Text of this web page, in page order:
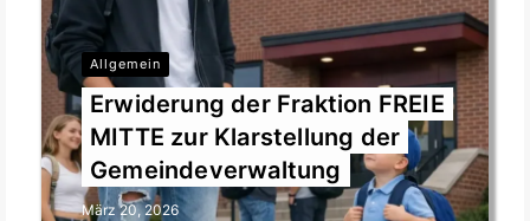
Allgemein
Erwiderung der Fraktion FREIE
MITTE zur Klarstellung der
Gemeindeverwaltung
März 20, 2026